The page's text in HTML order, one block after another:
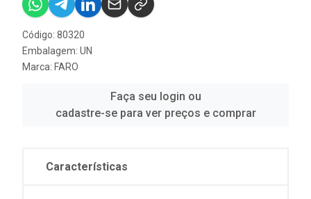
Código: 80320
Embalagem: UN
Marca: FARO
Faça seu login ou
cadastre-se para ver preços e comprar
Características